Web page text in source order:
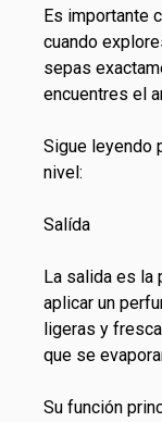
Es importante
cuando
sepas
encuentres el
Sigue leyendo
nivel:
Salída
La salida es la
aplicar un
ligeras y
que se
Su función